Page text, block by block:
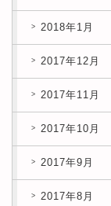
2018年1月
2017年12月
2017年11月
2017年10月
2017年9月
2017年8月